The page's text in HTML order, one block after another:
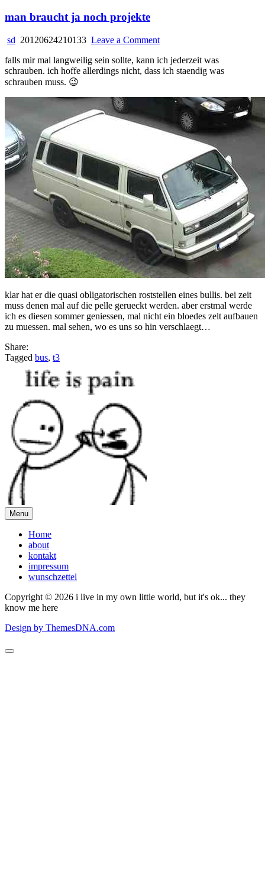
man braucht ja noch projekte
sd 20120624210133 Leave a Commenton
braucht
ja
falls mir mal langweilig sein sollte, kann ich jederzeit was
schrauben. ich hoffe allerdings nicht, dass ich staendig was
schrauben muss. 😉
klar hat er die quasi obligatorischen roststellen eines bullis. bei zeit
muss denen mal auf die pelle gerueckt werden. aber erstmal werde
ich es diesen sommer geniessen, mal nicht ein bloedes zelt aufbauen
zu muessen. mal sehen, wo es uns so hin verschlaegt…
Share:
Tagged bus, t3
Menu
Home
about
kontakt
impressum
wunschzettel
Copyright © 2026 i live in my own little world, but it's ok... they
know me here
Design by ThemesDNA.com
Scroll